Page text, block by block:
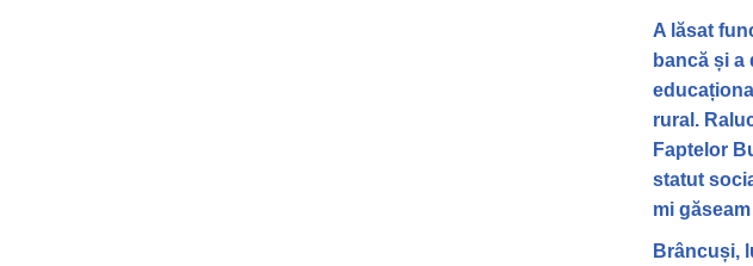
A lăsat
bancă și
rural.
Faptelor
statut
mi
Brâncuși,